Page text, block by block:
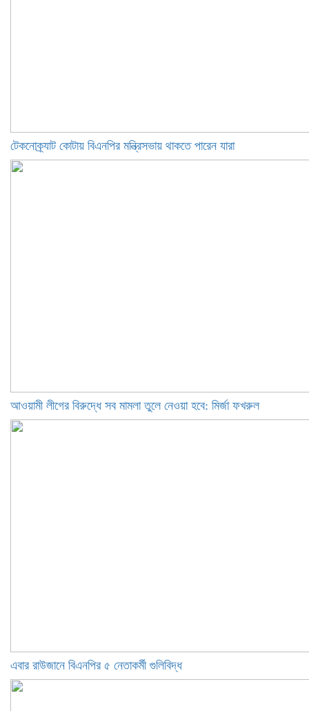
টেকনোক্র্যাট কোটায় বিএনপির মন্ত্রিসভায় থাকতে পারেন যারা
আওয়ামী লীগের বিরুদ্ধে সব মামলা তুলে নেওয়া হবে: মির্জা ফখরুল
এবার রাউজানে বিএনপির ৫ নেতাকর্মী গুলিবিদ্ধ